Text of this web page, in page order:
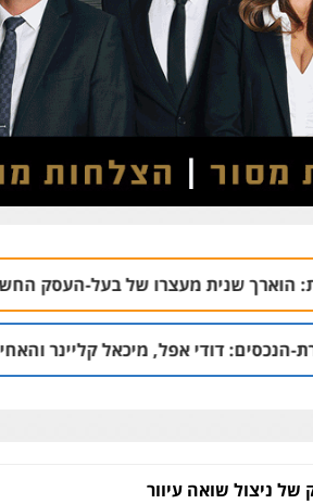
מעצרו של בעל-העסק החשוד בקשירת
מיכאל קליינר והאחים איציק ויפה
ניצול שואה עיוור